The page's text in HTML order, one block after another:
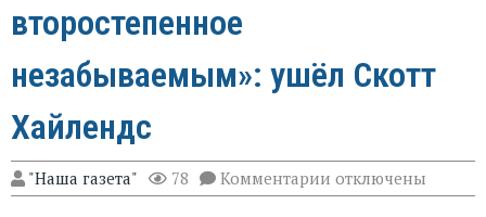
второстепенное
незабываемым»: ушёл Скотт
Хайлендс
"Наша газета" 78 Комментарии к
записи
отключены